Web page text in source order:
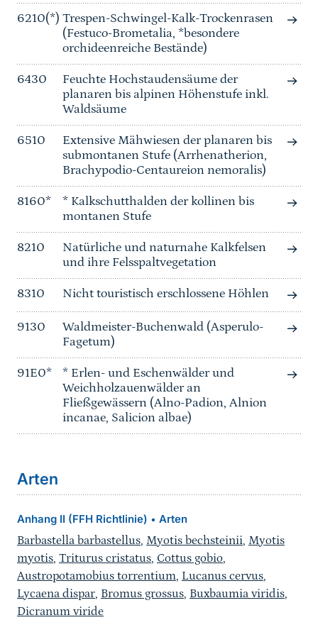
6210(*) Trespen-Schwingel-Kalk-Trockenrasen
(Festuco-Brometalia, *besondere
orchideenreiche Bestände)
6430
Feuchte Hochstaudensäume der
planaren bis alpinen Höhenstufe inkl.
Waldsäume
6510
Extensive Mähwiesen der planaren bis
submontanen Stufe (Arrhenatherion,
Brachypodio-Centaureion nemoralis)
8160*
* Kalkschutthalden der kollinen bis
montanen Stufe
8210
Natürliche und naturnahe Kalkfelsen
und ihre Felsspaltvegetation
8310 Nicht touristisch erschlossene Höhlen
9130
Waldmeister-Buchenwald (Asperulo-
Fagetum)
91E0*
* Erlen- und Eschenwälder und
Weichholzauenwälder an
Fließgewässern (Alno-Padion, Alnion
incanae, Salicion albae)
Arten
Anhang II (FFH Richtlinie) • Arten
Barbastella barbastellus, Myotis bechsteinii, Myotis
myotis, Triturus cristatus, Cottus gobio,
Austropotamobius torrentium, Lucanus cervus,
Lycaena dispar, Bromus grossus, Buxbaumia viridis,
Dicranum viride